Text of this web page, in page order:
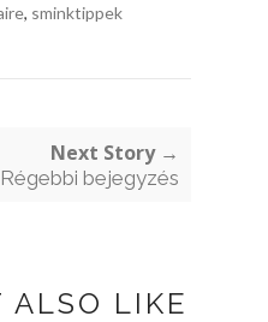
, sminktippek
Next Story →
Régebbi bejegyzés
ALSO LIKE